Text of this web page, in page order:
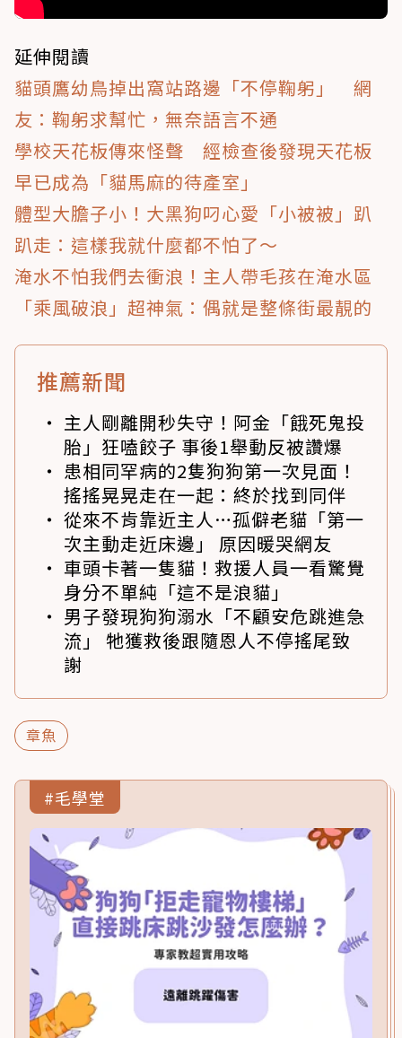
延伸閱讀
貓頭鷹幼鳥掉出窩站路邊「不停鞠躬」 網
友：鞠躬求幫忙，無奈語言不通
學校天花板傳來怪聲 經檢查後發現天花板
早已成為「貓馬麻的待產室」
體型大膽子小！大黑狗叼心愛「小被被」趴
趴走：這樣我就什麼都不怕了～
淹水不怕我們去衝浪！主人帶毛孩在淹水區
「乘風破浪」超神氣：偶就是整條街最靚的
推薦新聞
主人剛離開秒失守！阿金「餓死鬼投
胎」狂嗑餃子 事後1舉動反被讚爆
患相同罕病的2隻狗狗第一次見面！
搖搖晃晃走在一起：終於找到同伴
從來不肯靠近主人…孤僻老貓「第一
次主動走近床邊」 原因暖哭網友
車頭卡著一隻貓！救援人員一看驚覺
身分不單純「這不是浪貓」
男子發現狗狗溺水「不顧安危跳進急
流」 牠獲救後跟隨恩人不停搖尾致
謝
章魚
#毛學堂